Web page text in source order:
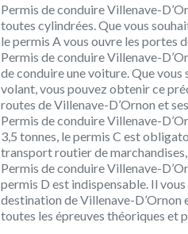
Permis de conduire Villenave-
toutes cylindrées. Que vous
le permis A vous ouvre les portes
Permis de conduire Villenave-
de conduire une voiture. Que vous
volant, vous pouvez obtenir ce
routes de Villenave-D’Ornon et
Permis de conduire Villenave-
3,5 tonnes, le permis C est
transport routier de marchandises,
Permis de conduire Villenave-
permis D est indispensable. Il
destination de Villenave-D’Ornon
toutes les épreuves théoriques et